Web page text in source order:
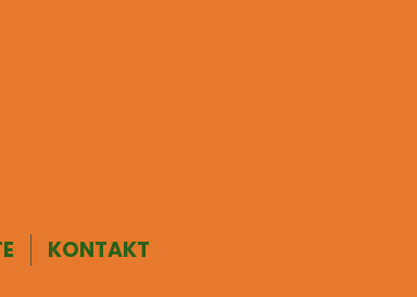
KONTAKT